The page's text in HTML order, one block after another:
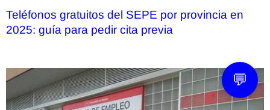
Teléfonos gratuitos del SEPE por provincia en
2025: guía para pedir cita previa
💬